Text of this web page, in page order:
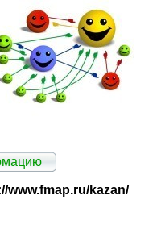
www.fmap.ru/kazan/